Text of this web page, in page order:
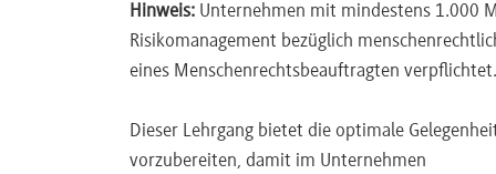
CSDDD Annex II (12 Umweltkategorien):
Meere, Entwaldung/EUDR-Schnittstelle,
Korruptionsverbot, Steuerehrlichkeit;
Hinweis: Unternehmen mit mindestens 1.000
Risikomanagement bezüglich
eines Menschenrechtsbeauftragten verpflichtet.
Dieser Lehrgang bietet die optimale
vorzubereiten, damit im Unternehmen